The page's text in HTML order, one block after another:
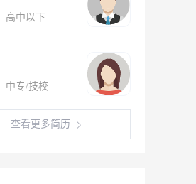
高中以下
中专/技校
查看更多简历